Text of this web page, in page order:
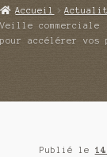
Démos vidéos
Qui sommes-nous ?
Accueil
Veille
pour accélérer vos
Publié le